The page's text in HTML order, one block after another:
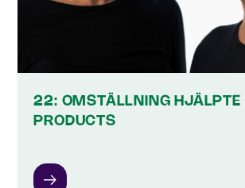
22: OMSTÄLLNING HJÄLPTE
PRODUCTS